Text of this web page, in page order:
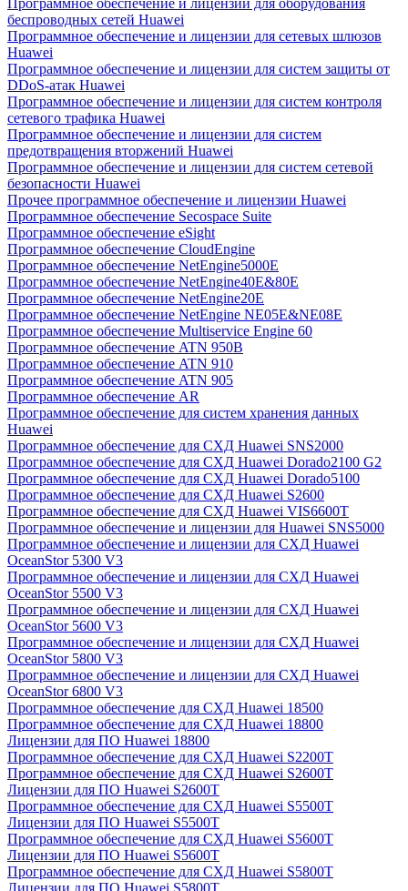
Программное обеспечение и лицензии для оборудования
беспроводных сетей Huawei
Программное обеспечение и лицензии для сетевых шлюзов
Huawei
Программное обеспечение и лицензии для систем защиты от
DDoS-атак Huawei
Программное обеспечение и лицензии для систем контроля
сетевого трафика Huawei
Программное обеспечение и лицензии для систем
предотвращения вторжений Huawei
Программное обеспечение и лицензии для систем сетевой
безопасности Huawei
Прочее программное обеспечение и лицензии Huawei
Программное обеспечение Secospace Suite
Программное обеспечение eSight
Программное обеспечение CloudEngine
Программное обеспечение NetEngine5000E
Программное обеспечение NetEngine40E&80E
Программное обеспечение NetEngine20E
Программное обеспечение NetEngine NE05E&NE08E
Программное обеспечение Multiservice Engine 60
Программное обеспечение ATN 950B
Программное обеспечение ATN 910
Программное обеспечение ATN 905
Программное обеспечение AR
Программное обеспечение для систем хранения данных
Huawei
Программное обеспечение для СХД Huawei SNS2000
Программное обеспечение для СХД Huawei Dorado2100 G2
Программное обеспечение для СХД Huawei Dorado5100
Программное обеспечение для СХД Huawei S2600
Программное обеспечение для СХД Huawei VIS6600T
Программное обеспечение и лицензии для Huawei SNS5000
Программное обеспечение и лицензии для СХД Huawei
OceanStor 5300 V3
Программное обеспечение и лицензии для СХД Huawei
OceanStor 5500 V3
Программное обеспечение и лицензии для СХД Huawei
OceanStor 5600 V3
Программное обеспечение и лицензии для СХД Huawei
OceanStor 5800 V3
Программное обеспечение и лицензии для СХД Huawei
OceanStor 6800 V3
Программное обеспечение для СХД Huawei 18500
Программное обеспечение для СХД Huawei 18800
Лицензии для ПО Huawei 18800
Программное обеспечение для СХД Huawei S2200T
Программное обеспечение для СХД Huawei S2600T
Лицензии для ПО Huawei S2600T
Программное обеспечение для СХД Huawei S5500T
Лицензии для ПО Huawei S5500T
Программное обеспечение для СХД Huawei S5600T
Лицензии для ПО Huawei S5600T
Программное обеспечение для СХД Huawei S5800T
Лицензии для ПО Huawei S5800T